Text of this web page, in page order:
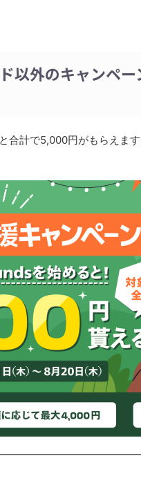
以外のキャンペー
合計で5,000円がもらえます